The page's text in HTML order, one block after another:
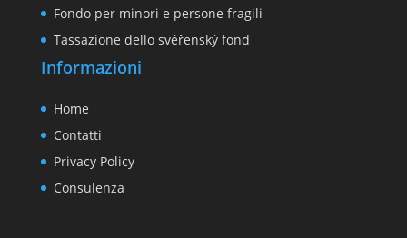
Fondo per minori e persone fragili
Tassazione dello svěřenský fond
Informazioni
Home
Contatti
Privacy Policy
Consulenza